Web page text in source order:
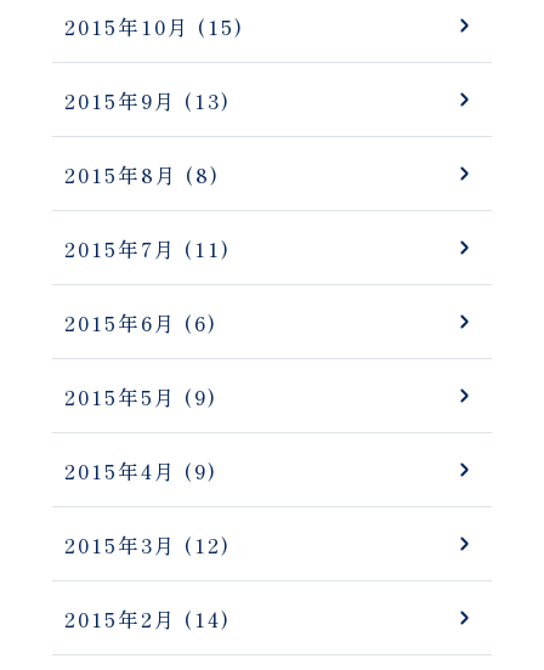
2015年10月 (15)
2015年9月 (13)
2015年8月 (8)
2015年7月 (11)
2015年6月 (6)
2015年5月 (9)
2015年4月 (9)
2015年3月 (12)
2015年2月 (14)